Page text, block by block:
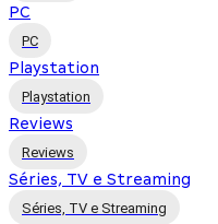
PC
PC
Playstation
Playstation
Reviews
Reviews
Séries, TV e Streaming
Séries, TV e Streaming